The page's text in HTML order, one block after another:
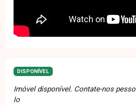
DISPONÍVEL
Imóvel disponível. Contate-nos
lo